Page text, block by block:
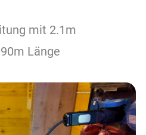
mit 2.1m
Länge